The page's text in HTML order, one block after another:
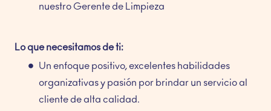
nuestro Gerente de Limpieza
Lo que necesitamos de ti:
Un enfoque positivo, excelentes habilidades
organizativas y pasión por brindar un servicio al
cliente de alta calidad.